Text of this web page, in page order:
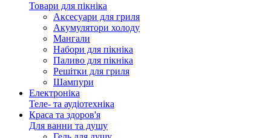
Товари для пікніка
Аксесуари для гриля
Акумулятори холоду
Мангали
Набори для пікніка
Паливо для пікніка
Решітки для гриля
Шампури
Електроніка
Теле- та аудіотехніка
Краса та здоров'я
Для ванни та душу